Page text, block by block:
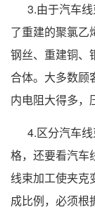
3.由于汽车线
了重建的聚氯乙
钢丝、重建铜、
合体。大多数顾
内电阻大得多，
4.区分汽车线
格，还要看汽车
线束加工使夹克
成比例，必须根